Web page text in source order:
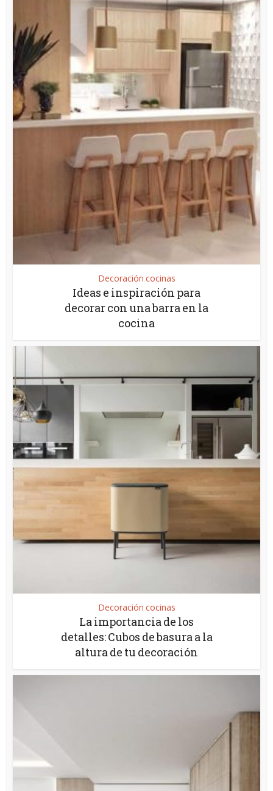
Decoración cocinas
Ideas e inspiración para
decorar con una barra en la
cocina
Decoración cocinas
La importancia de los
detalles: Cubos de basura a la
altura de tu decoración